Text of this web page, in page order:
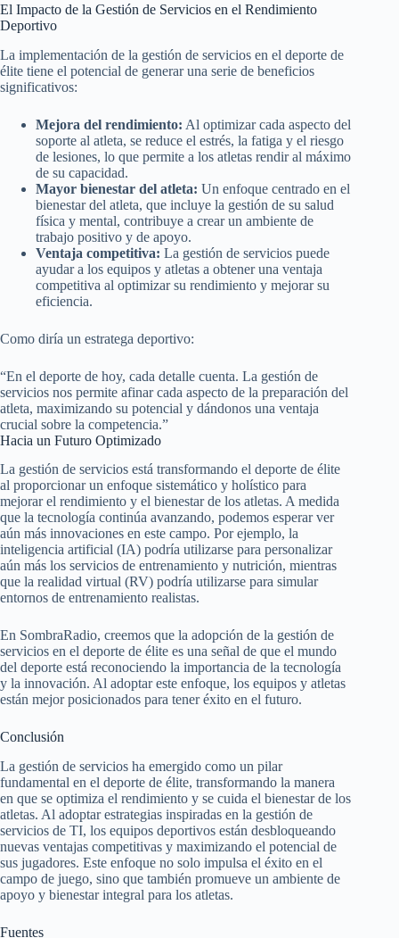
El Impacto de la Gestión de Servicios en el Rendimiento
Deportivo
La implementación de la gestión de servicios en el deporte de
élite tiene el potencial de generar una serie de beneficios
significativos:
Mejora del rendimiento: Al optimizar cada aspecto del
soporte al atleta, se reduce el estrés, la fatiga y el riesgo
de lesiones, lo que permite a los atletas rendir al máximo
de su capacidad.
Mayor bienestar del atleta: Un enfoque centrado en el
bienestar del atleta, que incluye la gestión de su salud
física y mental, contribuye a crear un ambiente de
trabajo positivo y de apoyo.
Ventaja competitiva: La gestión de servicios puede
ayudar a los equipos y atletas a obtener una ventaja
competitiva al optimizar su rendimiento y mejorar su
eficiencia.
Como diría un estratega deportivo:
“En el deporte de hoy, cada detalle cuenta. La gestión de
servicios nos permite afinar cada aspecto de la preparación del
atleta, maximizando su potencial y dándonos una ventaja
crucial sobre la competencia.”
Hacia un Futuro Optimizado
La gestión de servicios está transformando el deporte de élite
al proporcionar un enfoque sistemático y holístico para
mejorar el rendimiento y el bienestar de los atletas. A medida
que la tecnología continúa avanzando, podemos esperar ver
aún más innovaciones en este campo. Por ejemplo, la
inteligencia artificial (IA) podría utilizarse para personalizar
aún más los servicios de entrenamiento y nutrición, mientras
que la realidad virtual (RV) podría utilizarse para simular
entornos de entrenamiento realistas.
En SombraRadio, creemos que la adopción de la gestión de
servicios en el deporte de élite es una señal de que el mundo
del deporte está reconociendo la importancia de la tecnología
y la innovación. Al adoptar este enfoque, los equipos y atletas
están mejor posicionados para tener éxito en el futuro.
Conclusión
La gestión de servicios ha emergido como un pilar
fundamental en el deporte de élite, transformando la manera
en que se optimiza el rendimiento y se cuida el bienestar de los
atletas. Al adoptar estrategias inspiradas en la gestión de
servicios de TI, los equipos deportivos están desbloqueando
nuevas ventajas competitivas y maximizando el potencial de
sus jugadores. Este enfoque no solo impulsa el éxito en el
campo de juego, sino que también promueve un ambiente de
apoyo y bienestar integral para los atletas.
Fuentes